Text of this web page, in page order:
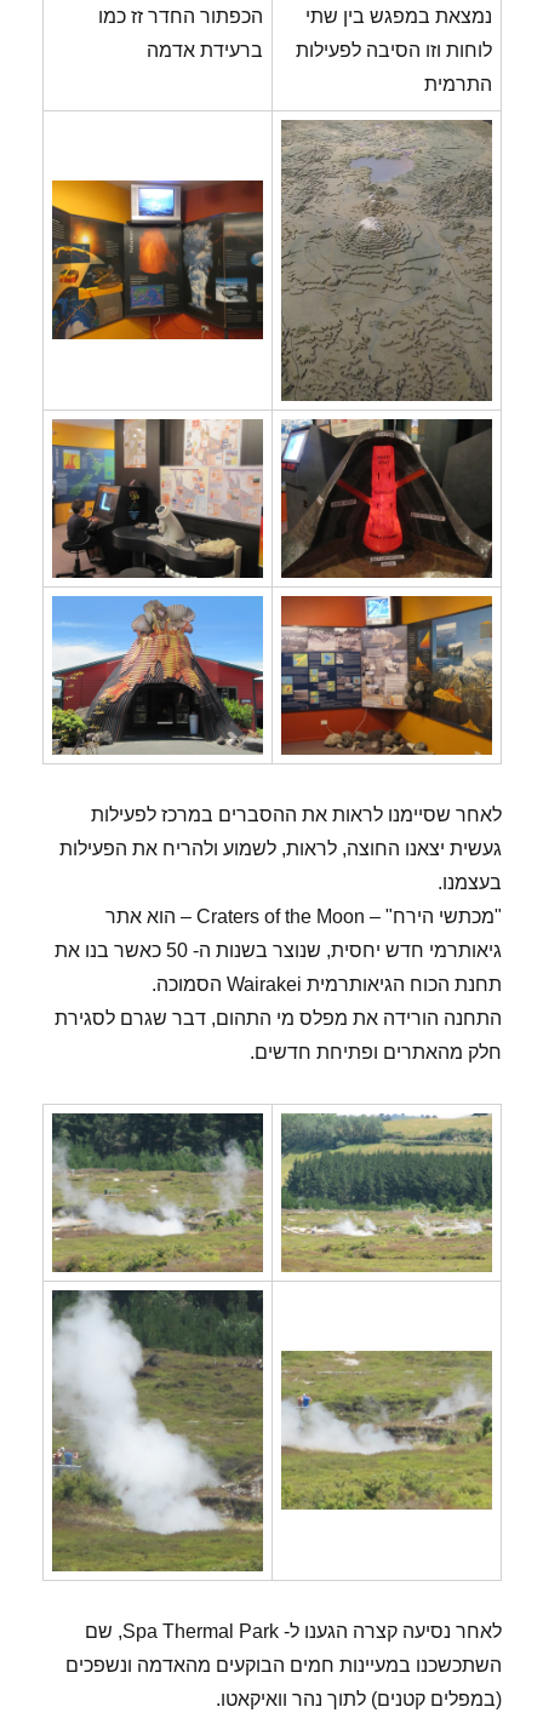
נמצאת במפגש בין שתי
לוחות וזו הסיבה לפעילות
התרמית
הכפתור החדר זז כמו
ברעידת אדמה
לאחר שסיימנו לראות את ההסברים במרכז לפעילות
געשית יצאנו החוצה, לראות, לשמוע ולהריח את הפעילות
בעצמנו.
"מכתשי הירח" – Craters of the Moon – הוא אתר
גיאותרמי חדש יחסית, שנוצר בשנות ה- 50 כאשר בנו את
תחנת הכוח הגיאותרמית Wairakei הסמוכה.
התחנה הורידה את מפלס מי התהום, דבר שגרם לסגירת
חלק מהאתרים ופתיחת חדשים.
לאחר נסיעה קצרה הגענו ל- Spa Thermal Park, שם
השתכשכנו במעיינות חמים הבוקעים מהאדמה ונשפכים
(במפלים קטנים) לתוך נהר וואיקאטו.